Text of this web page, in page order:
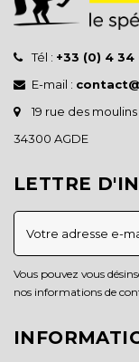
Tél : +33 (0) 4 34
E-mail :
19 rue des
34300 AGDE
LETTRE
Vous pouvez vous
nos informations de